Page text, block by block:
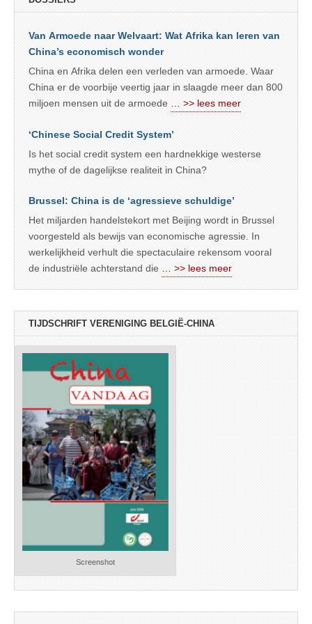
Van Armoede naar Welvaart: Wat Afrika kan leren van
China’s economisch wonder
China en Afrika delen een verleden van armoede. Waar
China er de voorbije veertig jaar in slaagde meer dan 800
miljoen mensen uit de armoede
… >> lees meer
‘Chinese Social Credit System’
Is het social credit system een hardnekkige westerse
mythe of de dagelijkse realiteit in China?
Brussel: China is de ‘agressieve schuldige’
Het miljarden handelstekort met Beijing wordt in Brussel
voorgesteld als bewijs van economische agressie. In
werkelijkheid verhult die spectaculaire rekensom vooral
de industriële achterstand die
… >> lees meer
TIJDSCHRIFT VERENIGING BELGIË-CHINA
Screenshot